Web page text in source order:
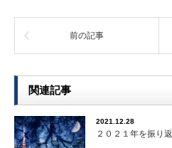
前の記事
関連記事
2021.12.28
２０２１年を振り